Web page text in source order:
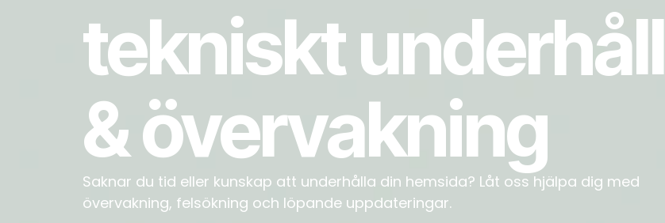
tekniskt underhåll
& övervakning
Saknar du tid eller kunskap att underhålla din hemsida? Låt oss hjälpa dig med
övervakning, felsökning och löpande uppdateringar.